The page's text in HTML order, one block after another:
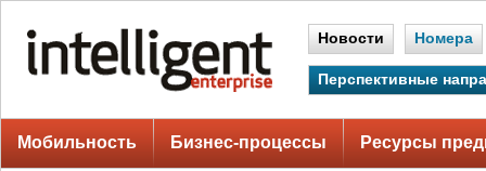
Новости Номера
Перспективные
Мобильность Бизнес-процессы Ресурсы